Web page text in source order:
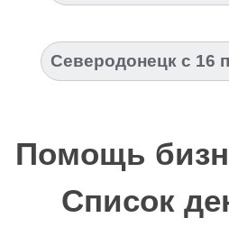
Северодонецк с 16
Помощь
Список